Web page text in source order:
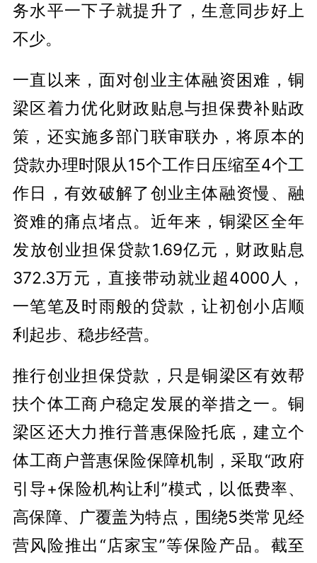
务水平一下子就提升了，生意同步好上
不少。
一直以来，面对创业主体融资困难，铜
梁区着力优化财政贴息与担保费补贴政
策，还实施多部门联审联办，将原本的
贷款办理时限从15个工作日压缩至4个工
作日，有效破解了创业主体融资慢、融
资难的痛点堵点。近年来，铜梁区全年
发放创业担保贷款1.69亿元，财政贴息
372.3万元，直接带动就业超4000人，
一笔笔及时雨般的贷款，让初创小店顺
利起步、稳步经营。
推行创业担保贷款，只是铜梁区有效帮
扶个体工商户稳定发展的举措之一。铜
梁区还大力推行普惠保险托底，建立个
体工商户普惠保险保障机制，采取“政府
引导+保险机构让利”模式，以低费率、
高保障、广覆盖为特点，围绕5类常见经
营风险推出“店家宝”等保险产品。截至